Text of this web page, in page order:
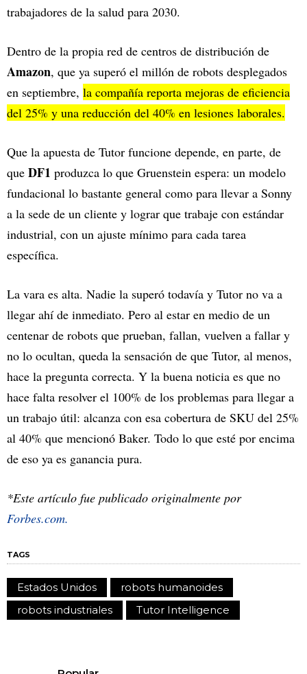
trabajadores de la salud para 2030.
Dentro de la propia red de centros de distribución de
Amazon, que ya superó el millón de robots desplegados
en septiembre, la compañía reporta mejoras de eficiencia
del 25% y una reducción del 40% en lesiones laborales.
Que la apuesta de Tutor funcione depende, en parte, de
que DF1 produzca lo que Gruenstein espera: un modelo
fundacional lo bastante general como para llevar a Sonny
a la sede de un cliente y lograr que trabaje con estándar
industrial, con un ajuste mínimo para cada tarea
específica.
La vara es alta. Nadie la superó todavía y Tutor no va a
llegar ahí de inmediato. Pero al estar en medio de un
centenar de robots que prueban, fallan, vuelven a fallar y
no lo ocultan, queda la sensación de que Tutor, al menos,
hace la pregunta correcta. Y la buena noticia es que no
hace falta resolver el 100% de los problemas para llegar a
un trabajo útil: alcanza con esa cobertura de SKU del 25%
al 40% que mencionó Baker. Todo lo que esté por encima
de eso ya es ganancia pura.
*Este artículo fue publicado originalmente por
Forbes.com.
TAGS
Estados Unidos
robots humanoides
robots industriales
Tutor Intelligence